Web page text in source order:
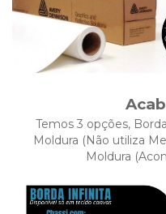
Temos 3 opções,
Moldura (Não utiliza
Moldura